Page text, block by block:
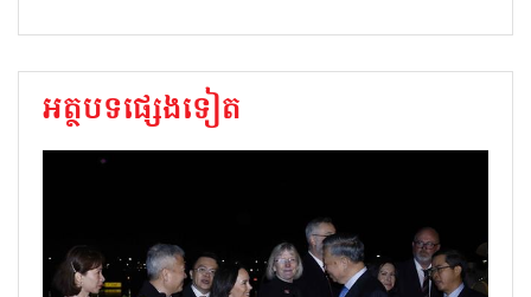
អត្ថបទផ្សេងទៀត